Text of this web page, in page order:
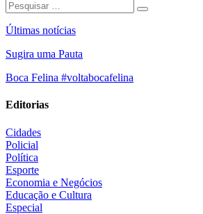
Últimas notícias
Sugira uma Pauta
Boca Felina #voltabocafelina
Editorias
Cidades
Policial
Política
Esporte
Economia e Negócios
Educação e Cultura
Especial